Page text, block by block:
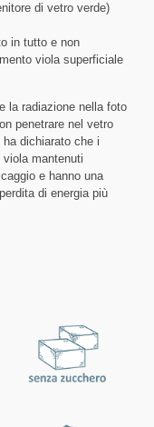
di vetro verde)
in tutto e non
viola superficiale
la radiazione nella foto
penetrare nel vetro
dichiarato che i
mantenuti
e hanno una
di energia più